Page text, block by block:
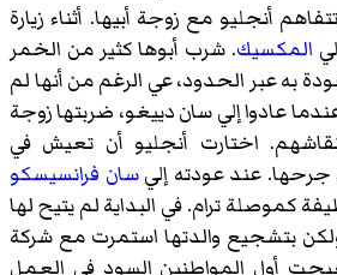
مع زوجة أبيها. أثناء زيارة
. شرب أبوها كثير من الخمر
عبر الحدود، عي الرغم من أنها لم
إلي سان دييغو، ضربتها زوجة
اختارت أنجليو أن تعيش في
عند عودته إليسان فرانسيسكو
ترام. في البداية لم يتيح لها
والدتها استمرت مع شركة
المواطنين السود في العمل